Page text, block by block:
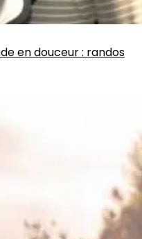
en douceur : randos